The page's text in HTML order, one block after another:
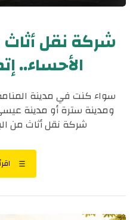
شركة نقل أثاث
الأحساء..
سواء كنت في مدينة
ومدينة سترة أو مدينة
شركة نقل أثاث من